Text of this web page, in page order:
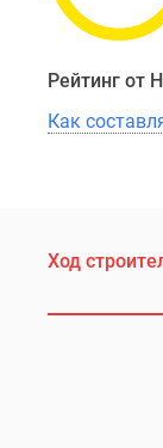
Рейтинг от
Как
Ход